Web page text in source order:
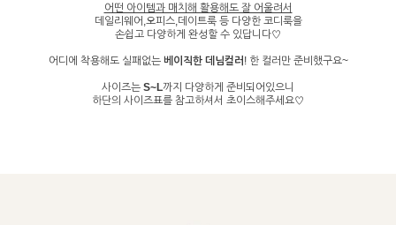
어떤 아이템과 매치해 활용해도 잘 어울려서
데일리웨어,오피스,데이트룩 등 다양한 코디룩을
손쉽고 다양하게 완성할 수 있답니다♡
어디에 착용해도 실패없는 베이직한 데님컬러 ! 한 컬러만 준비했구요~
사이즈는 S~L까지 다양하게 준비되어있으니
하단의 사이즈표를 참고하셔서 초이스해주세요♡